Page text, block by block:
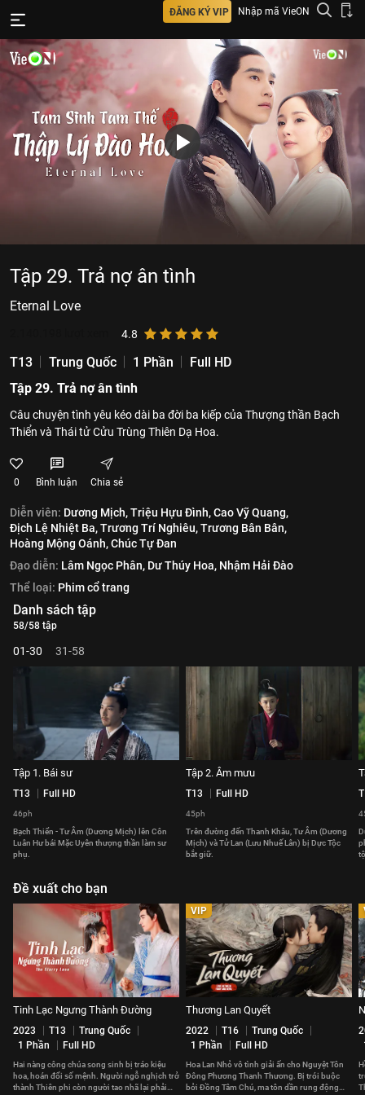
ĐĂNG KÝ VIP Nhập mã VieON
Tập 29. Trả nợ ân tình
Eternal Love
4.8
T13 Trung Quốc 1 Phần
Full HD
Tập 29. Trả nợ ân tình
Câu chuyện tình yêu kéo dài ba đời ba kiếp của Thượng thần Bạch
Thiển và Thái tử Cửu Trùng Thiên Dạ Hoa.
0 Bình luận Chia sẻ
Diễn viên: Dương Mịch,Triệu Hựu Đình,Cao Vỹ Quang,
Địch Lệ Nhiệt Ba,Trương Trí Nghiêu,Trương Bân Bân,
Hoàng Mộng Oánh,Chúc Tự Đan
Đạo diễn: Lâm Ngọc Phân, Dư Thúy Hoa, Nhậm Hải Đào
Thể loại: Phim cổ trang
Danh sách tập
58/58 tập
01-30 31-58
Tập 1. Bái sư
T13 Full HD
46ph
Bạch Thiển - Tư Âm (Dương Mịch) lên Côn
Luân Hư bái Mặc Uyên thượng thần làm sư
phụ.
Tập 2. Âm mưu
T13 Full HD
45ph
Trên đường đến Thanh Khâu, Tư Âm (Dương
Mịch) và Tử Lan (Lưu Nhuế Lân) bị Dực Tộc
bắt giữ.
Đề xuất cho bạn
Tinh Lạc Ngưng Thành Đường
2023 T13
Trung Quốc
1 Phần
Full HD
Hai nàng công chúa song sinh bị tráo kiệu
hoa, hoán đổi số mệnh. Người ngỗ nghịch trở
thành Thiên phi còn người tao nhã lại phải
VIP
Thương Lan Quyết
2022 T16
Trung Quốc
1 Phần
Full HD
Hoa Lan Nhỏ vô tình giải ấn cho Nguyệt Tôn
Đông Phương Thanh Thương. Bị trói buộc
bởi Đồng Tâm Chú, ma tôn dần rung động